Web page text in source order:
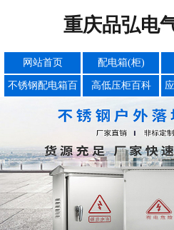
重庆品弘电
网站首页 配电箱(柜)
不锈钢配电箱百
高低压柜百科